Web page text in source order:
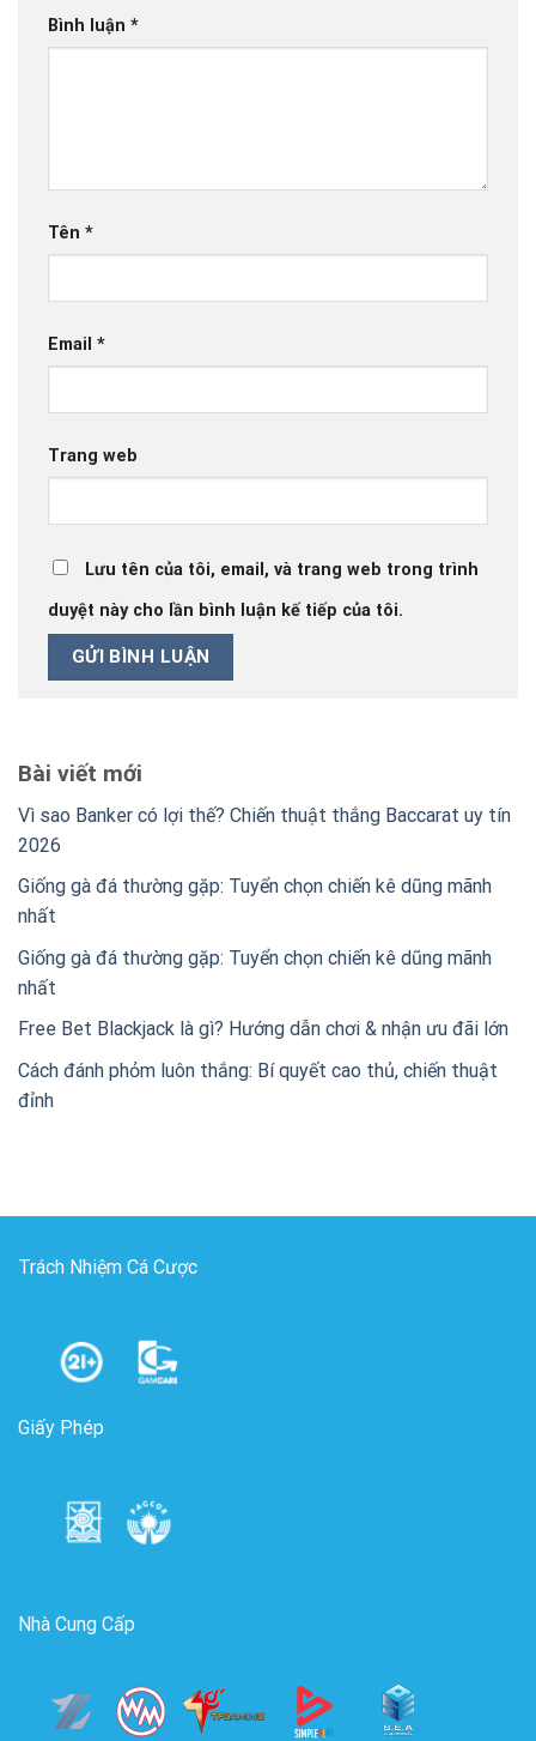
Bình luận *
Tên *
Email *
Trang web
Lưu tên của tôi, email, và trang web trong trình
duyệt này cho lần bình luận kế tiếp của tôi.
Bài viết mới
Vì sao Banker có lợi thế? Chiến thuật thắng Baccarat uy tín
2026
Giống gà đá thường gặp: Tuyển chọn chiến kê dũng mãnh
nhất
Giống gà đá thường gặp: Tuyển chọn chiến kê dũng mãnh
nhất
Free Bet Blackjack là gì? Hướng dẫn chơi & nhận ưu đãi lớn
Cách đánh phỏm luôn thắng: Bí quyết cao thủ, chiến thuật
đỉnh
Trách Nhiệm Cá Cược
Giấy Phép
Nhà Cung Cấp